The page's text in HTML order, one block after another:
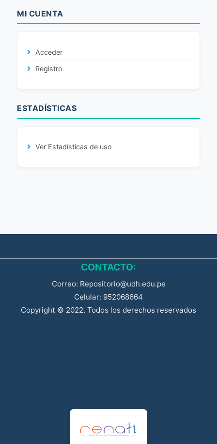
MI CUENTA
Acceder
Registro
ESTADÍSTICAS
Ver Estadísticas de uso
CONTACTO:
Correo: Repositorio@udh.edu.pe
Celular: 952068664
Copyright © 2022. Todos los derechos reservados